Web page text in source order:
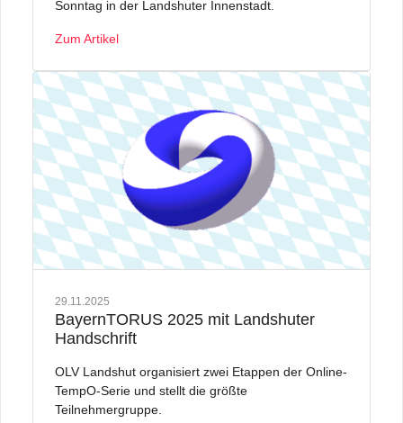
Sonntag in der Landshuter Innenstadt.
Zum Artikel
29.11.2025
BayernTORUS 2025 mit Landshuter
Handschrift
OLV Landshut organisiert zwei Etappen der Online-
TempO-Serie und stellt die größte
Teilnehmergruppe.